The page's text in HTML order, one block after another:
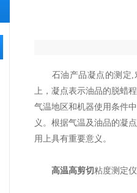
石油产品凝点的测定,对
上，凝点表示油品的脱蜡
气温地区和机器使用条件
义。根据气温及油品的凝
用上具有重要意义。
高温高剪切粘度测定